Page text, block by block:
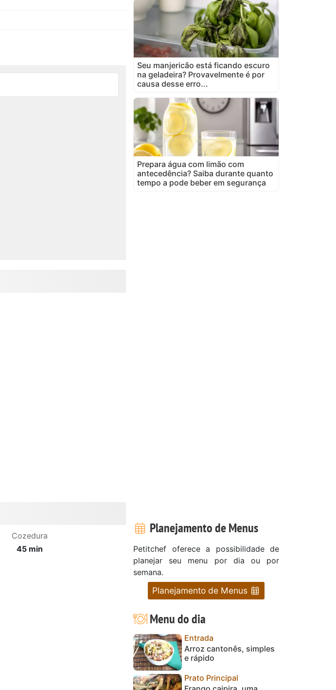
Cozedura
45 min
Seu manjericão está ficando escuro
na geladeira? Provavelmente é por
causa desse erro...
Prepara água com limão com
antecedência? Saiba durante quanto
tempo a pode beber em segurança
Planejamento de Menus
Petitchef oferece a possibilidade de
planejar seu menu por dia ou por
semana.
Planejamento de Menus
Menu do dia
Entrada
Arroz cantonês, simples
e rápido
Prato Principal